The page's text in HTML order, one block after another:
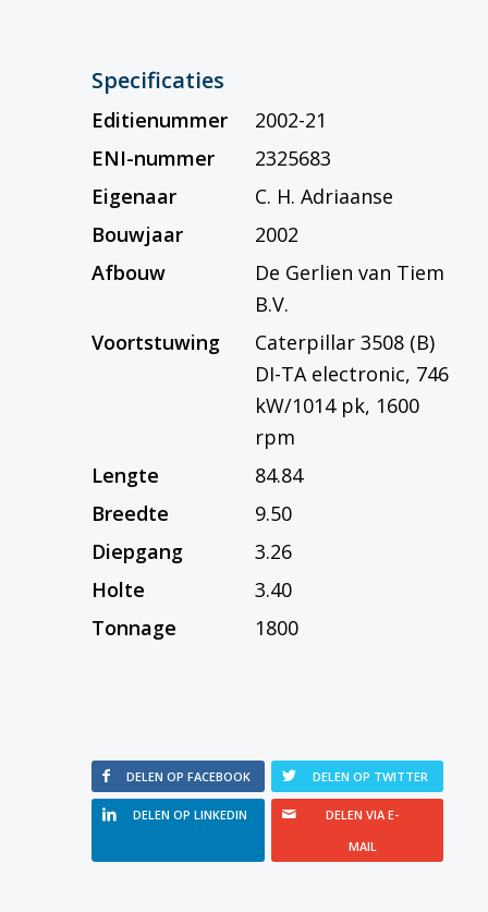
Specificaties
Editienummer
2002-21
ENI-nummer
2325683
Eigenaar
C. H. Adriaanse
Bouwjaar
2002
Afbouw
De Gerlien van Tiem
B.V.
Voortstuwing
Caterpillar 3508 (B)
DI-TA electronic, 746
kW/1014 pk, 1600
rpm
Lengte
84.84
Breedte
9.50
Diepgang
3.26
Holte
3.40
Tonnage
1800
DELEN OP FACEBOOK DELEN OP TWITTER
DELEN OP LINKEDIN
DELEN VIA E-
MAIL